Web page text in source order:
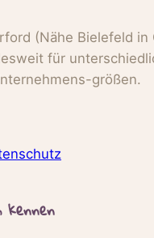
(Nähe Bielefeld in
für
größen.
kennen